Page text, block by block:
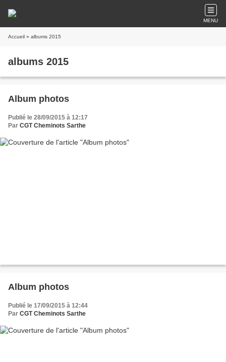
MENU
Accueil » albums 2015
albums 2015
Album photos
Publié le 28/09/2015 à 12:17
Par CGT Cheminots Sarthe
Album photos
Publié le 17/09/2015 à 12:44
Par CGT Cheminots Sarthe